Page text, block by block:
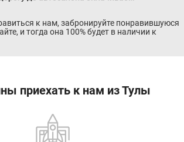
к нам, забронируйте понравившуюся
и тогда она 100% будет в наличии к
приехать к нам из Тулы